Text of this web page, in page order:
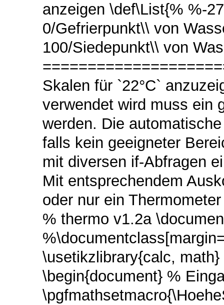
anzeigen \def\List{% %-
0/Gefrierpunkt\\ von
100/Siedepunkt\\ von
Skalen für `22°C`
verwendet wird muss ein
werden. Die
falls kein geeigneter
mit diversen if-Abfragen
Mit entsprechendem
oder nur ein
% thermo v1.2a
\usetikzlibrary{calc,
\begin{document} %